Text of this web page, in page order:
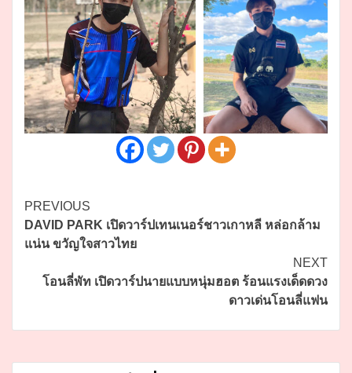
Continue
Reading
PREVIOUS
DAVID PARK เปิดวาร์ปเทนเนอร์ชาวเกาหลี หล่อกล้าม
แน่น ขวัญใจสาวไทย
NEXT
โอนลี่พัท เปิดวาร์ปนายแบบหนุ่มฮอต ร้อนแรงเด็ดดวง
ดาวเด่นโอนลี่แฟน